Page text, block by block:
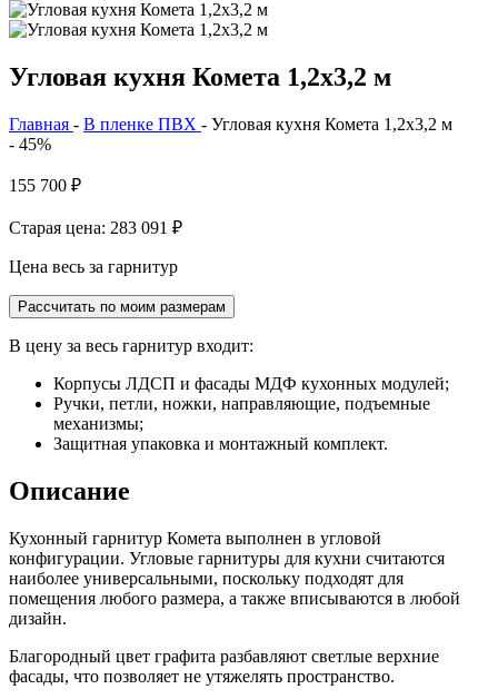
Угловая кухня Комета 1,2х3,2 м
Главная - В пленке ПВХ - Угловая кухня Комета 1,2х3,2 м
- 45%
155 700 ₽
Старая цена: 283 091 ₽
Цена весь за гарнитур
Рассчитать по моим размерам
В цену за весь гарнитур входит:
Корпусы ЛДСП и фасады МДФ кухонных модулей;
Ручки, петли, ножки, направляющие, подъемные
механизмы;
Защитная упаковка и монтажный комплект.
Описание
Кухонный гарнитур Комета выполнен в угловой
конфигурации. Угловые гарнитуры для кухни считаются
наиболее универсальными, поскольку подходят для
помещения любого размера, а также вписываются в любой
дизайн.
Благородный цвет графита разбавляют светлые верхние
фасады, что позволяет не утяжелять пространство.